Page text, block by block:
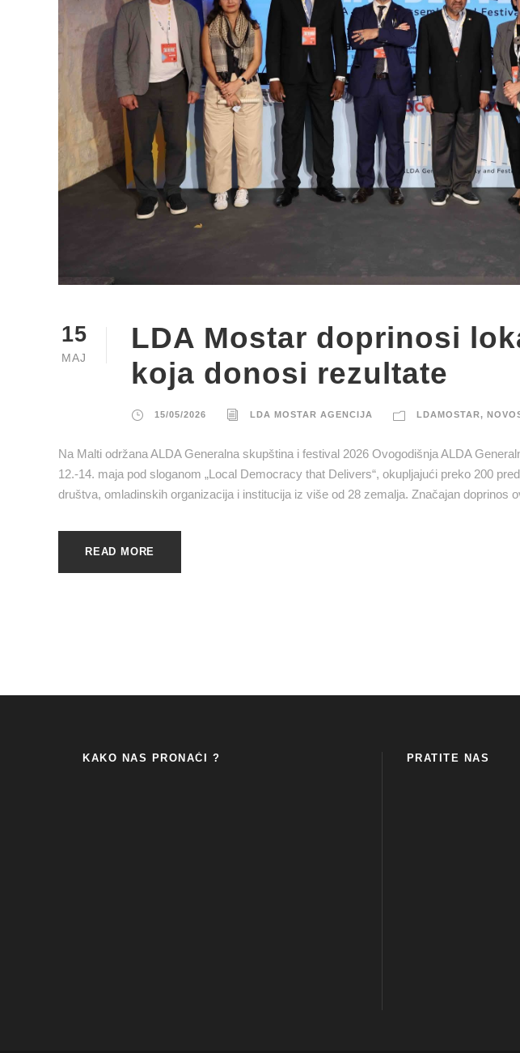
15
MAJ
LDA Mostar doprinosi
koja donosi rezultate
15/05/2026 LDA MOSTAR AGENCIJA LDAMOSTAR,
Na Malti održana ALDA Generalna skupština i festival 2026 Ovogodišnja ALDA
12.-14. maja pod sloganom „Local Democracy that Delivers“, okupljajući preko 200
društva, omladinskih organizacija i institucija iz više od 28 zemalja. Značajan doprinos
READ MORE
KAKO NAS PRONAĆI ? PRATITE NAS